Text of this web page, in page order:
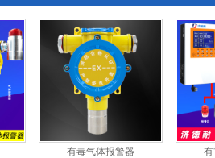
有毒气体报警器 有